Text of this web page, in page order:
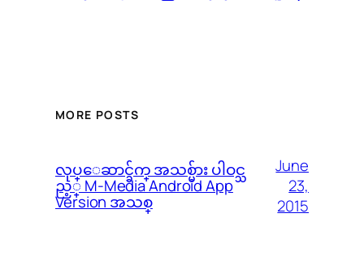
MORE POSTS
လုပ္ေဆာင္ခ်က္ အသစ္မ်ား ပါဝင္သ
ည့္ M-Media Android App
Version အသစ္
June
23,
2015